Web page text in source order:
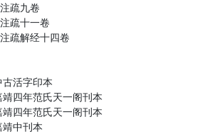
疏九卷
疏十一卷
疏解经十四卷
活字印本
四年范氏天一阁刊本
四年范氏天一阁刊本
中刊本